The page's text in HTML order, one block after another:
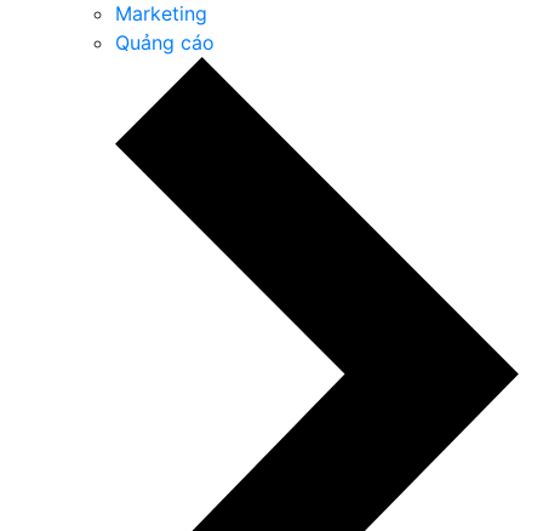
Marketing
Quảng cáo